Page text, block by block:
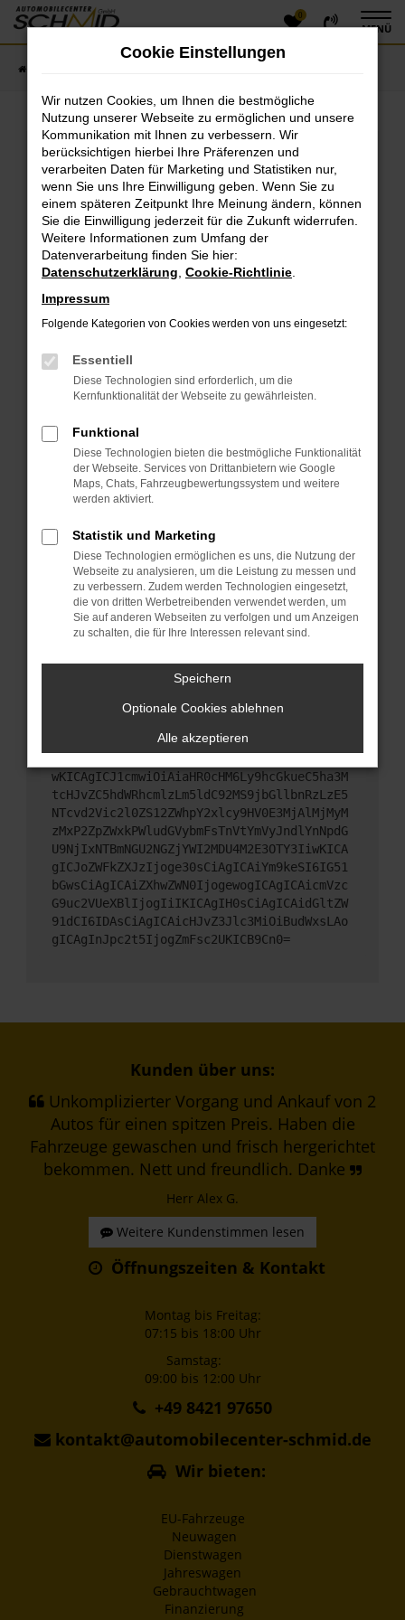
Zum
Hauptinhalt
0
MENÜ
Fehler: Network Error
Beim Laden ist ein Fehler aufgetreten.
Hier sind ein paar Tipps, die dir helfen können:
Überprüfe deine Firewall und deine
Internetverbindung.
Laden andere Webseiten, zum Beispiel deine
Suchmaschine?
Prüfe deine Browsererweiterungen.
das Laden bestimmter Seiten verhindern.
Funktioniert die Seite in einem anderen Browser
oder in einem privaten Fenster?
Das kann manchmal helfen, vorübergehende
Probleme zu beheben.
Stelle sicher, dass dein Browser und dein
Betriebssystem auf dem neuesten Stand sind.
Sicherheitsrisiko, sondern kann auch dazu führen,
dass bestimmte Funktionen nicht mehr
unterstützt werden.
Wende dich an den Webseitenbetreiber.
Wenn du alle oben genannten Schritte versucht
hast, kontaktiere uns bitte. Wir werden versuchen,
das Problem zu beheben. Du kannst uns diesen
Text schicken, um uns bei der Fehlersuche zu
unterstützen:
ewogICJuYW1lIjogIk5ldHdvcmtFcnJvciIsCiAgI
mNvbmZpZyI6IHsKICAgICJtZXRob2QiOiAiR0VUIi
wKICAgICJ1cmwiOiAiaHR0cHM6Ly9hcGkueC5ha3M
tcHJvZC5hdWRhcmlzLm5ldC92MS9jbGllbnRzLzE5
NTcvd2Vic2l0ZS12ZWhpY2xlcy9HV0E3MjAlMjMyM
zMxP2ZpZWxkPWludGVybmFsTnVtYmVyJndlYnNpdG
U9NjIxNTBmNGU2NGZjYWI2MDU4M2E3OTY3IiwKICA
gICJoZWFkZXJzIjoge30sCiAgICAiYm9keSI6IG51
bGwsCiAgICAiZXhwZWN0IjogewogICAgICAicmVzc
G9uc2VUeXBlIjogIiIKICAgIH0sCiAgICAidGltZW
91dCI6IDAsCiAgICAicHJvZ3Jlc3MiOiBudWxsLAo
gICAgInJpc2t5IjogZmFsc2UKICB9Cn0=
Kunden über uns:
Unkomplizierter Vorgang und Ankauf von 2
Autos für einen spitzen Preis. Haben die
Fahrzeuge gewaschen und frisch hergerichtet
bekommen. Nett und freundlich. Danke
Herr Alex G.
Weitere Kundenstimmen lesen
Öffnungszeiten & Kontakt
Montag bis Freitag:
07:15 bis 18:00 Uhr
Samstag:
09:00 bis 12:00 Uhr
+49 8421 97650
kontakt@automobilecenter-schmid.de
Wir bieten:
EU-Fahrzeuge
Neuwagen
Dienstwagen
Jahreswagen
Gebrauchtwagen
Finanzierung
Cookie Einstellungen
Wir nutzen Cookies, um Ihnen die bestmögliche
Nutzung unserer Webseite zu ermöglichen und unsere
Kommunikation mit Ihnen zu verbessern. Wir
berücksichtigen hierbei Ihre Präferenzen und
verarbeiten Daten für Marketing und Statistiken nur,
wenn Sie uns Ihre Einwilligung geben. Wenn Sie zu
einem späteren Zeitpunkt Ihre Meinung ändern, können
Sie die Einwilligung jederzeit für die Zukunft widerrufen.
Weitere Informationen zum Umfang der
Datenverarbeitung finden Sie hier:
Datenschutzerklärung Cookie-Richtlinie
Impressum
Folgende Kategorien von Cookies werden von uns eingesetzt:
Essentiell
Diese Technologien sind erforderlich, um die
Kernfunktionalität der Webseite zu gewährleisten.
Funktional
Diese Technologien bieten die bestmögliche Funktionalität
der Webseite. Services von Drittanbietern wie Google
Maps, Chats, Fahrzeugbewertungssystem und weitere
werden aktiviert.
Statistik und Marketing
Diese Technologien ermöglichen es uns, die Nutzung der
Webseite zu analysieren, um die Leistung zu messen und
zu verbessern. Zudem werden Technologien eingesetzt,
die von dritten Werbetreibenden verwendet werden, um
Sie auf anderen Webseiten zu verfolgen und um Anzeigen
zu schalten, die für Ihre Interessen relevant sind.
Speichern
Optionale Cookies ablehnen
Alle akzeptieren